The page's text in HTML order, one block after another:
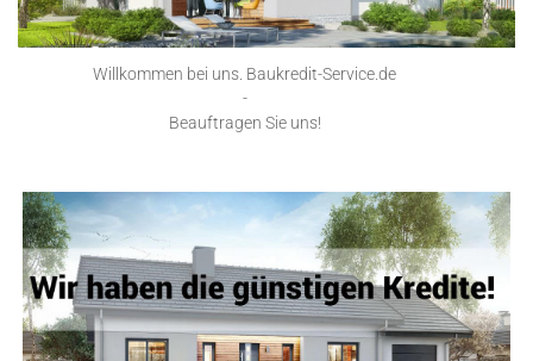
Willkommen bei uns. Baukredit-Service.de
-
Beauftragen Sie uns!